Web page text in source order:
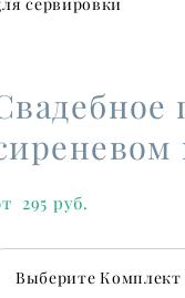
сервировки
295 pуб.
Выберите Комплект